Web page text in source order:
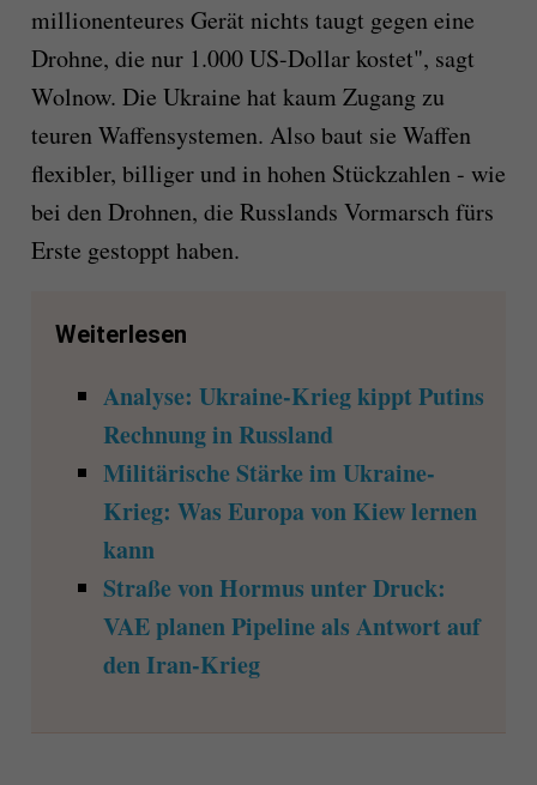
millionenteures Gerät nichts taugt gegen eine
Drohne, die nur 1.000 US-Dollar kostet", sagt
Wolnow. Die Ukraine hat kaum Zugang zu
teuren Waffensystemen. Also baut sie Waffen
flexibler, billiger und in hohen Stückzahlen - wie
bei den Drohnen, die Russlands Vormarsch fürs
Erste gestoppt haben.
Weiterlesen
Analyse: Ukraine-Krieg kippt Putins
Rechnung in Russland
Militärische Stärke im Ukraine-
Krieg: Was Europa von Kiew lernen
kann
Straße von Hormus unter Druck:
VAE planen Pipeline als Antwort auf
den Iran-Krieg